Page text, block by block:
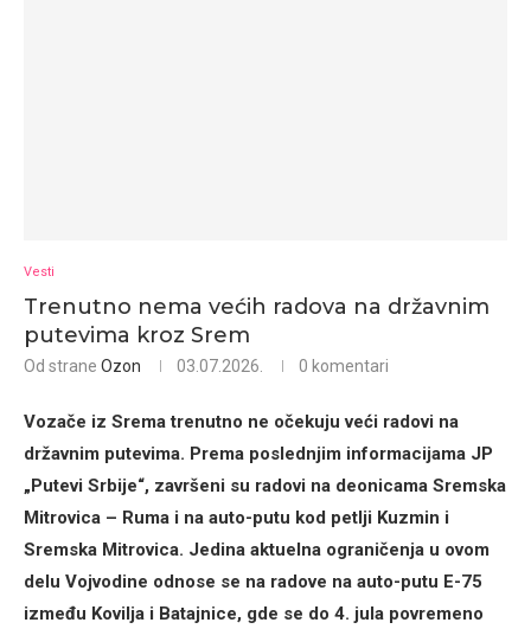
Vesti
Trenutno nema većih radova na državnim
putevima kroz Srem
Od strane Ozon 03.07.2026. 0 komentari
Vozače iz Srema trenutno ne očekuju veći radovi na
državnim putevima. Prema poslednjim informacijama JP
„Putevi Srbije“, završeni su radovi na deonicama Sremska
Mitrovica – Ruma i na auto-putu kod petlji Kuzmin i
Sremska Mitrovica. Jedina aktuelna ograničenja u ovom
delu Vojvodine odnose se na radove na auto-putu E-75
između Kovilja i Batajnice, gde se do 4. jula povremeno